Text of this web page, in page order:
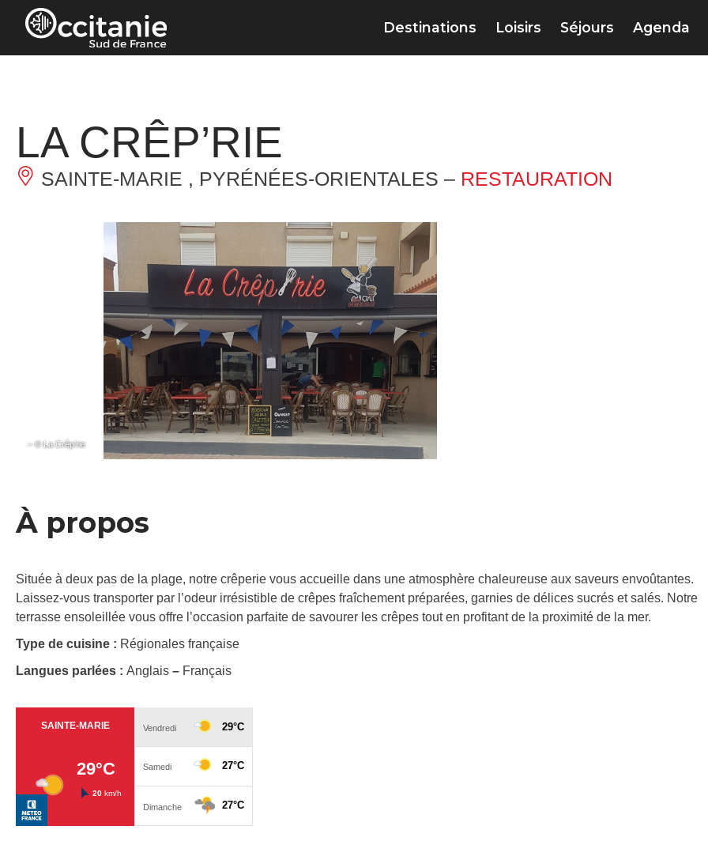
Panneau de gestion des cookies
Destinations Loisirs Séjours Agenda
LA CRÊP’RIE
SAINTE-MARIE , PYRÉNÉES-ORIENTALES – RESTAURATION
– © La Crêp’rie
À propos
Située à deux pas de la plage, notre crêperie vous accueille dans une atmosphère chaleureuse aux saveurs envoûtantes.
Laissez-vous transporter par l’odeur irrésistible de crêpes fraîchement préparées, garnies de délices sucrés et salés. Notre
terrasse ensoleillée vous offre l’occasion parfaite de savourer les crêpes tout en profitant de la proximité de la mer.
Type de cuisine : Régionales française
Langues parlées : Anglais – Français